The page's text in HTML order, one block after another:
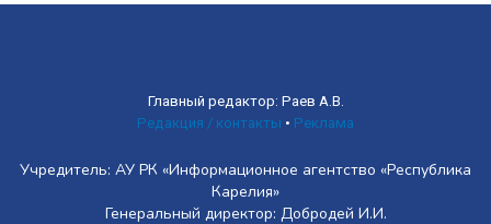
Главный редактор: Раев А.В.
Редакция / контакты • Реклама
Учредитель: АУ РК «Информационное агентство «Республика
Карелия»
Генеральный директор: Добродей И.И.